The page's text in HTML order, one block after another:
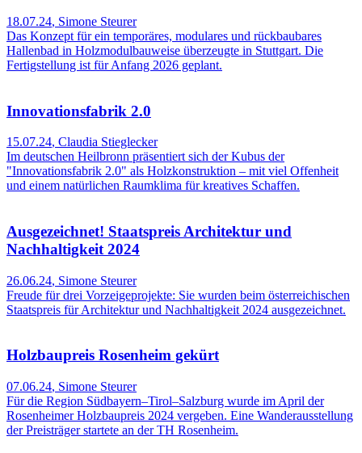
18.07.24, Simone Steurer
Das Konzept für ein temporäres, modulares und rückbaubares
Hallenbad in Holzmodulbauweise überzeugte in Stuttgart. Die
Fertigstellung ist für Anfang 2026 geplant.
Innovationsfabrik 2.0
15.07.24, Claudia Stieglecker
Im deutschen Heilbronn präsentiert sich der Kubus der
"Innovationsfabrik 2.0" als Holzkonstruktion – mit viel Offenheit
und einem natürlichen Raumklima für kreatives Schaffen.
Ausgezeichnet! Staatspreis Architektur und
Nachhaltigkeit 2024
26.06.24, Simone Steurer
Freude für drei Vorzeigeprojekte: Sie wurden beim österreichischen
Staatspreis für Architektur und Nachhaltigkeit 2024 ausgezeichnet.
Holzbaupreis Rosenheim gekürt
07.06.24, Simone Steurer
Für die Region Südbayern–Tirol–Salzburg wurde im April der
Rosenheimer Holzbaupreis 2024 vergeben. Eine Wanderausstellung
der Preisträger startete an der TH Rosenheim.